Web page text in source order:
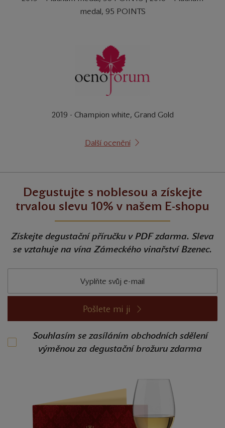
medal, 95 POINTS
2019 - Champion white, Grand Gold
Další ocenění
Degustujte s noblesou a získejte
trvalou slevu 10% v našem E-shopu
Získejte degustační příručku v PDF zdarma. Sleva
se vztahuje na vína Zámeckého vinařství Bzenec.
Pošlete mi ji
Souhlasím se zasíláním obchodních sdělení
výměnou za degustační brožuru zdarma